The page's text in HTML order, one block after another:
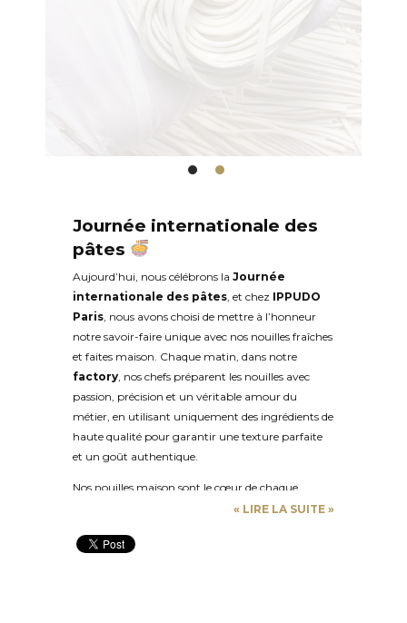
Journée internationale des
pâtes
Aujourd’hui, nous célébrons la Journée
internationale des pâtes, et chez IPPUDO
Paris, nous avons choisi de mettre à l’honneur
notre savoir-faire unique avec nos nouilles fraîches
et faites maison. Chaque matin, dans notre
factory, nos chefs préparent les nouilles avec
passion, précision et un véritable amour du
métier, en utilisant uniquement des ingrédients de
haute qualité pour garantir une texture parfaite
et un goût authentique.
Nos nouilles maison sont le cœur de chaque
ramen que nous servons. Leur élasticité, leur
le bouillon font toute la différence et offrent une
« LIRE LA SUITE »